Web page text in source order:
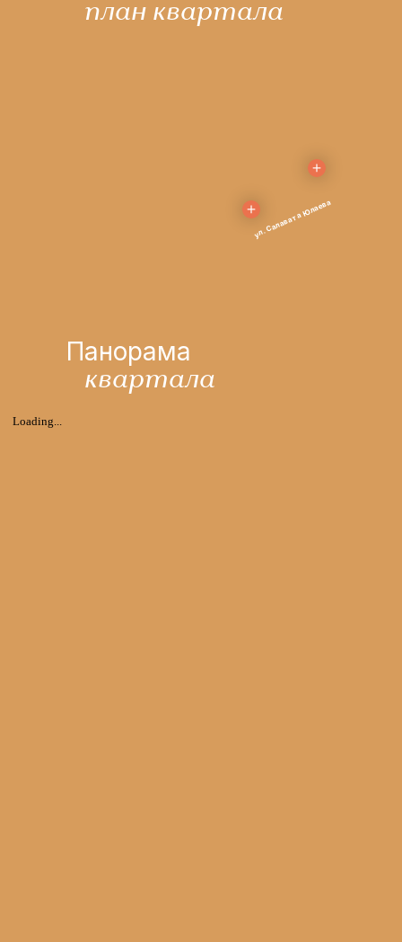
ул. Салавата Юлаева
план квартала
Панорама
квартала